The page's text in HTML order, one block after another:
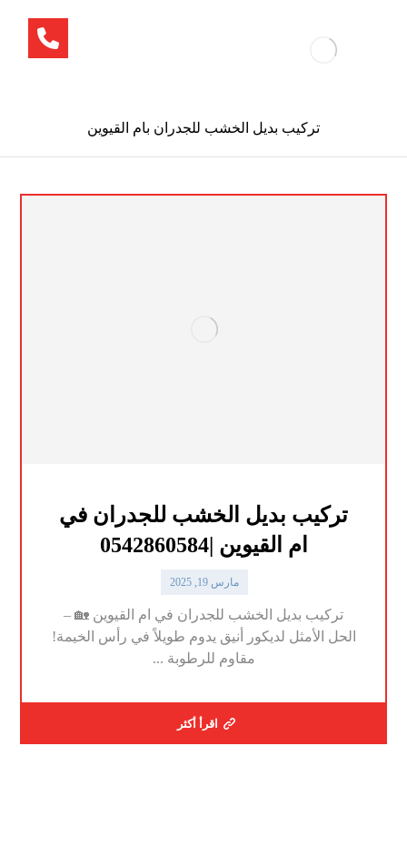
تركيب بديل الخشب للجدران بام القيوين
تركيب بديل الخشب للجدران في
ام القيوين |0542860584
مارس 19, 2025
تركيب بديل الخشب للجدران في ام القيوين 🏡 –
الحل الأمثل لديكور أنيق يدوم طويلاً في رأس الخيمة!
مقاوم للرطوبة ...
اقرأ أكثر